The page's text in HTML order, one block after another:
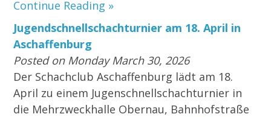
Continue Reading »
Jugendschnellschachturnier am 18. April in
Aschaffenburg
Posted on Monday March 30, 2026
Der Schachclub Aschaffenburg lädt am 18.
April zu einem Jugenschnellschachturnier in
die Mehrzweckhalle Obernau, Bahnhofstraße